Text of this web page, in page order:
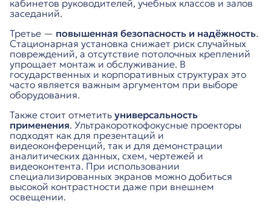
кабинетов руководителей, учебных классов и залов
заседаний.
Третье — повышенная безопасность и надёжность.
Стационарная установка снижает риск случайных
повреждений, а отсутствие потолочных креплений
упрощает монтаж и обслуживание. В
государственных и корпоративных структурах это
часто является важным аргументом при выборе
оборудования.
Также стоит отметить универсальность
применения. Ультракороткофокусные проекторы
подходят как для презентаций и
видеоконференций, так и для демонстрации
аналитических данных, схем, чертежей и
видеоконтента. При использовании
специализированных экранов можно добиться
высокой контрастности даже при внешнем
освещении.